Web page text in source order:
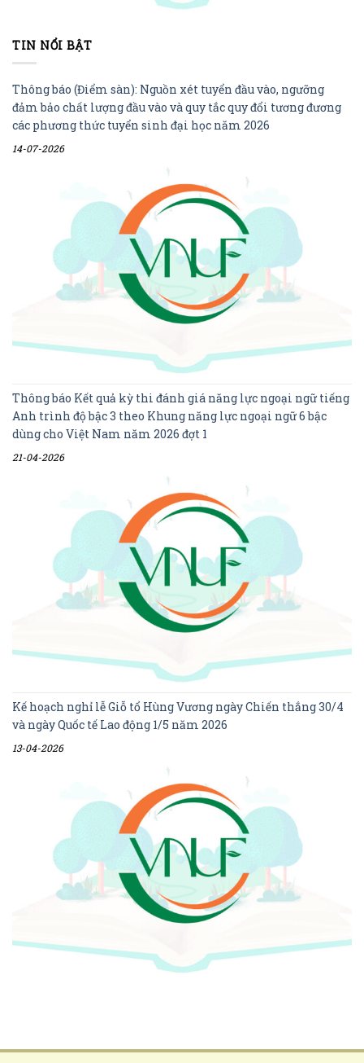
TIN NỔI BẬT
Thông báo (Điểm sàn): Nguồn xét tuyển đầu vào, ngưỡng
đảm bảo chất lượng đầu vào và quy tắc quy đổi tương đương
các phương thức tuyển sinh đại học năm 2026
14-07-2026
Thông báo Kết quả kỳ thi đánh giá năng lực ngoại ngữ tiếng
Anh trình độ bậc 3 theo Khung năng lực ngoại ngữ 6 bậc
dùng cho Việt Nam năm 2026 đợt 1
21-04-2026
Kế hoạch nghỉ lễ Giỗ tổ Hùng Vương ngày Chiến thắng 30/4
và ngày Quốc tế Lao động 1/5 năm 2026
13-04-2026